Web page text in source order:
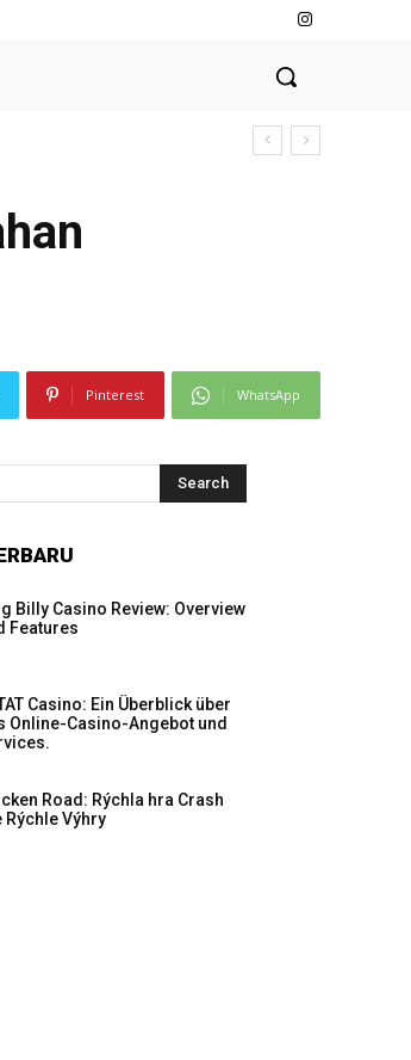
Pinterest WhatsApp
Search
Billy Casino Review: Overview
Features
Casino: Ein Überblick über
Online-Casino-Angebot und
Road: Rýchla hra Crash
Rýchle Výhry